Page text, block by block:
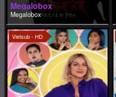
Megalobox
Megalobox
Vietsub - HD